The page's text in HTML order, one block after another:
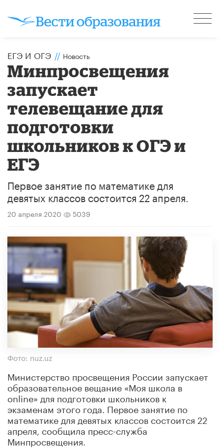
ЕГЭ И ОГЭ // Новость
Минпросвещения
запускает
телевещание для
подготовки
школьников к ОГЭ и
ЕГЭ
Первое занятие по математике для
девятых классов состоится 22 апреля.
20 апреля 2020 5039
Фото: nuz.uz
Министерство просвещения России запускает
образовательное вещание «Моя школа в
online» для подготовки школьников к
экзаменам этого года. Первое занятие по
математике для девятых классов состоится 22
апреля, сообщила пресс-служба
Минпросвещения.